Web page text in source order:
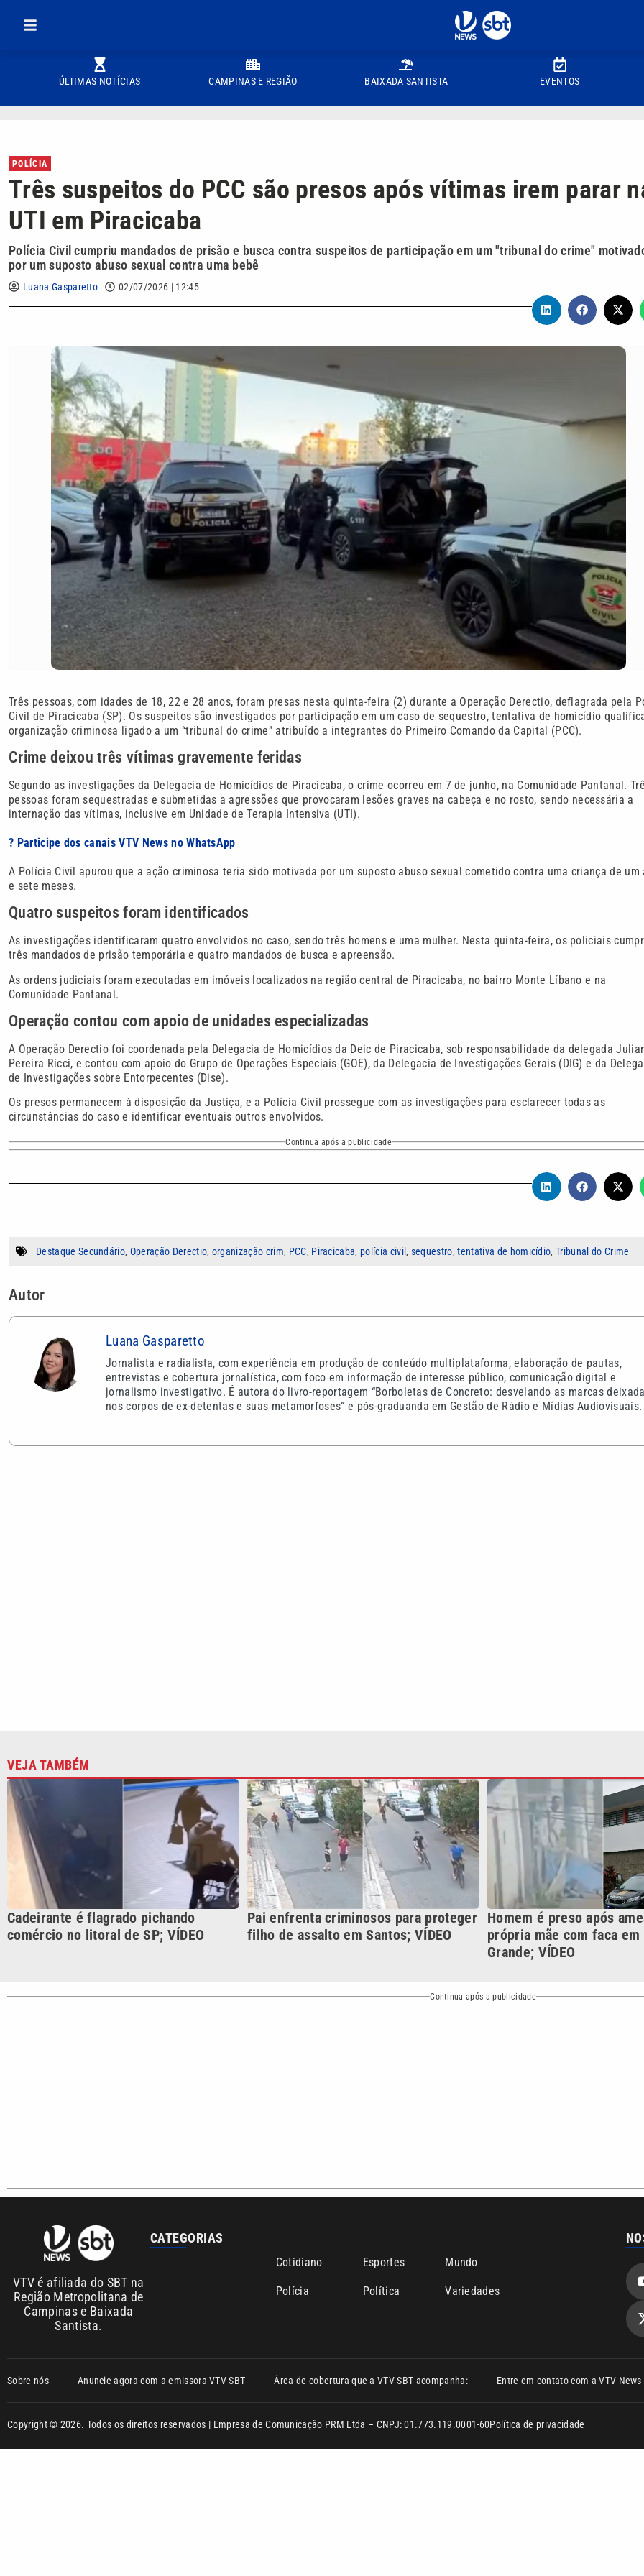
ÚLTIMAS NOTÍCIAS CAMPINAS E REGIÃO BAIXADA SANTISTA EVENTOS
POLÍCIA
Três suspeitos do PCC são presos após vítimas irem parar
UTI em Piracicaba
Polícia Civil cumpriu mandados de prisão e busca contra suspeitos de participação em um "tribunal do crime"
por um suposto abuso sexual contra uma bebê
Luana Gasparetto 02/07/2026 | 12:45
Três pessoas, com idades de 18, 22 e 28 anos, foram presas nesta quinta-feira (2) durante a Operação Derectio, deflagrada pela
Civil de Piracicaba (SP). Os suspeitos são investigados por participação em um caso de sequestro, tentativa de homicídio
organização criminosa ligado a um “tribunal do crime” atribuído a integrantes do Primeiro Comando da Capital (PCC).
Crime deixou três vítimas gravemente feridas
Segundo as investigações da Delegacia de Homicídios de Piracicaba, o crime ocorreu em 7 de junho, na Comunidade Pantanal.
pessoas foram sequestradas e submetidas a agressões que provocaram lesões graves na cabeça e no rosto, sendo necessária a
internação das vítimas, inclusive em Unidade de Terapia Intensiva (UTI).
? Participe dos canais VTV News no WhatsApp
A Polícia Civil apurou que a ação criminosa teria sido motivada por um suposto abuso sexual cometido contra uma criança de um
e sete meses.
Quatro suspeitos foram identificados
As investigações identificaram quatro envolvidos no caso, sendo três homens e uma mulher. Nesta quinta-feira, os policiais
três mandados de prisão temporária e quatro mandados de busca e apreensão.
As ordens judiciais foram executadas em imóveis localizados na região central de Piracicaba, no bairro Monte Líbano e na
Comunidade Pantanal.
Operação contou com apoio de unidades especializadas
A Operação Derectio foi coordenada pela Delegacia de Homicídios da Deic de Piracicaba, sob responsabilidade da delegada
Pereira Ricci, e contou com apoio do Grupo de Operações Especiais (GOE), da Delegacia de Investigações Gerais (DIG) e da
de Investigações sobre Entorpecentes (Dise).
Os presos permanecem à disposição da Justiça, e a Polícia Civil prossegue com as investigações para esclarecer todas as
circunstâncias do caso e identificar eventuais outros envolvidos.
Continua após a publicidade
Destaque Secundário, Operação Derectio, organização crim, PCC, Piracicaba, polícia civil, sequestro,tentativa de homicídio,Tribunal do Crime
Autor
Luana Gasparetto
Jornalista e radialista, com experiência em produção de conteúdo multiplataforma, elaboração de pautas,
entrevistas e cobertura jornalística, com foco em informação de interesse público, comunicação digital e
jornalismo investigativo. É autora do livro-reportagem “Borboletas de Concreto: desvelando as marcas
nos corpos de ex-detentas e suas metamorfoses” e pós-graduanda em Gestão de Rádio e Mídias Audiovisuais.
comércio no litoral de SP; VÍDEO
Continua após a publicidade
VTV é afiliada do SBT na
Região Metropolitana de
CATEGORIAS
Cotidiano Esportes
Polícia Política Variedades